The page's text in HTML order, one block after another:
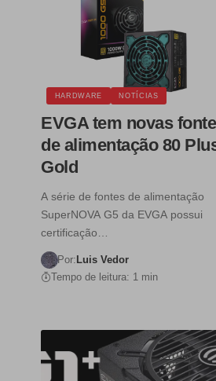
HARDWARE NOTÍCIAS
EVGA tem novas
de alimentação 80
Gold
A série de fontes de alimentação
SuperNOVA G5 da EVGA possui
certificação…
Por: Luis Vedor
Tempo de leitura: 1 min